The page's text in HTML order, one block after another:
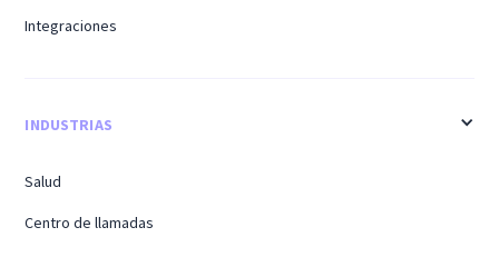
Integraciones
INDUSTRIAS
Salud
Centro de llamadas